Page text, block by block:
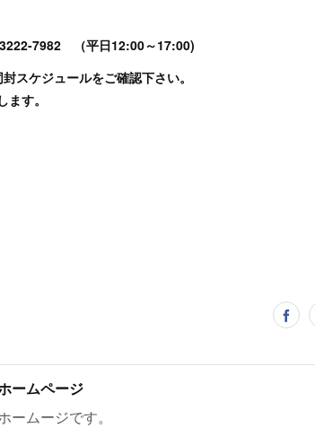
7982 （平日12:00～17:00)
スケジュールをご確認下さい。
す。
ームページ
ムージです。